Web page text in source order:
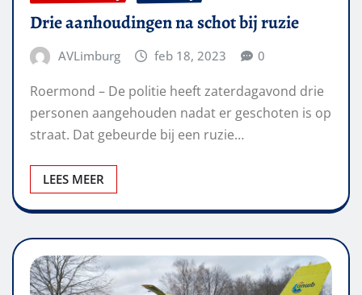
Drie aanhoudingen na schot bij ruzie
AVLimburg feb 18, 2023 0
Roermond – De politie heeft zaterdagavond drie
personen aangehouden nadat er geschoten is op
straat. Dat gebeurde bij een ruzie…
LEES MEER